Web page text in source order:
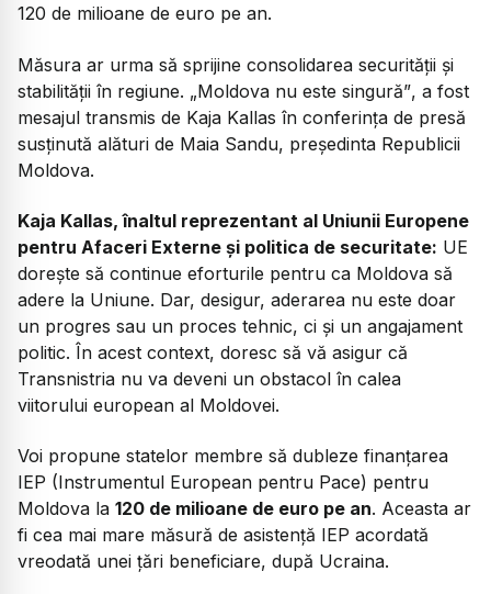
120 de milioane de euro pe an.
Măsura ar urma să sprijine consolidarea securității și
stabilității în regiune. „Moldova nu este singură”, a fost
mesajul transmis de Kaja Kallas în conferința de presă
susținută alături de Maia Sandu, președinta Republicii
Moldova.
Kaja Kallas, înaltul reprezentant al Uniunii Europene
pentru Afaceri Externe și politica de securitate: UE
dorește să continue eforturile pentru ca Moldova să
adere la Uniune. Dar, desigur, aderarea nu este doar
un progres sau un proces tehnic, ci și un angajament
politic. În acest context, doresc să vă asigur că
Transnistria nu va deveni un obstacol în calea
viitorului european al Moldovei.
Voi propune statelor membre să dubleze finanțarea
IEP (Instrumentul European pentru Pace) pentru
Moldova la 120 de milioane de euro pe an. Aceasta ar
fi cea mai mare măsură de asistență IEP acordată
vreodată unei țări beneficiare, după Ucraina.